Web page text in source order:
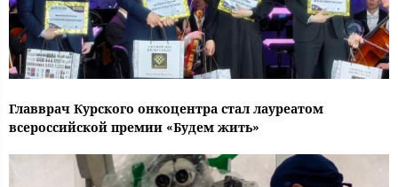
Главврач Курского онкоцентра стал лауреатом
всероссийской премии «Будем жить»